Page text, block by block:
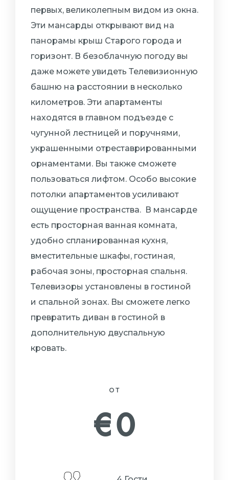
первых, великолепным видом из окна.
Эти мансарды открывают вид на
панорамы крыш Старого города и
горизонт. В безоблачную погоду вы
даже можете увидеть Телевизионную
башню на расстоянии в несколько
километров. Эти апартаменты
находятся в главном подъезде с
чугунной лестницей и поручнями,
украшенными отреставрированными
орнаментами. Вы также сможете
пользоваться лифтом. Особо высокие
потолки апартаментов усиливают
ощущение пространства. В мансарде
есть просторная ванная комната,
удобно спланированная кухня,
вместительные шкафы, гостиная,
рабочая зоны, просторная спальня.
Телевизоры установлены в гостиной
и спальной зонах. Вы сможете легко
превратить диван в гостиной в
дополнительную двуспальную
кровать.
ОТ
€0